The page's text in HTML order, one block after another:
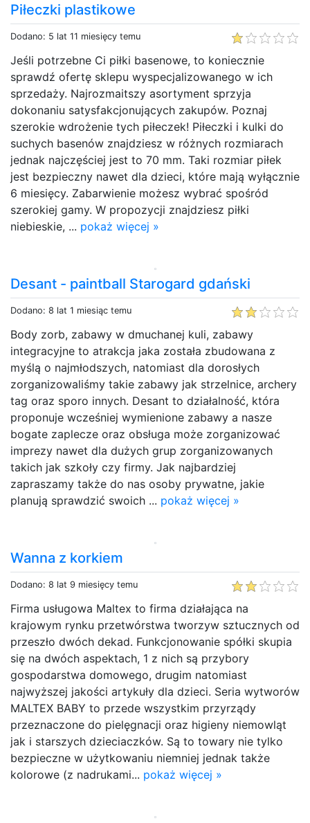
Piłeczki plastikowe
Dodano: 5 lat 11 miesięcy temu
Jeśli potrzebne Ci piłki basenowe, to koniecznie
sprawdź ofertę sklepu wyspecjalizowanego w ich
sprzedaży. Najrozmaitszy asortyment sprzyja
dokonaniu satysfakcjonujących zakupów. Poznaj
szerokie wdrożenie tych piłeczek! Piłeczki i kulki do
suchych basenów znajdziesz w różnych rozmiarach
jednak najczęściej jest to 70 mm. Taki rozmiar piłek
jest bezpieczny nawet dla dzieci, które mają wyłącznie
6 miesięcy. Zabarwienie możesz wybrać spośród
szerokiej gamy. W propozycji znajdziesz piłki
niebieskie, ... pokaż więcej »
Desant - paintball Starogard gdański
Dodano: 8 lat 1 miesiąc temu
Body zorb, zabawy w dmuchanej kuli, zabawy
integracyjne to atrakcja jaka została zbudowana z
myślą o najmłodszych, natomiast dla dorosłych
zorganizowaliśmy takie zabawy jak strzelnice, archery
tag oraz sporo innych. Desant to działalność, która
proponuje wcześniej wymienione zabawy a nasze
bogate zaplecze oraz obsługa może zorganizować
imprezy nawet dla dużych grup zorganizowanych
takich jak szkoły czy firmy. Jak najbardziej
zapraszamy także do nas osoby prywatne, jakie
planują sprawdzić swoich ... pokaż więcej »
Wanna z korkiem
Dodano: 8 lat 9 miesięcy temu
Firma usługowa Maltex to firma działająca na
krajowym rynku przetwórstwa tworzyw sztucznych od
przeszło dwóch dekad. Funkcjonowanie spółki skupia
się na dwóch aspektach, 1 z nich są przybory
gospodarstwa domowego, drugim natomiast
najwyższej jakości artykuły dla dzieci. Seria wytworów
MALTEX BABY to przede wszystkim przyrządy
przeznaczone do pielęgnacji oraz higieny niemowląt
jak i starszych dzieciaczków. Są to towary nie tylko
bezpieczne w użytkowaniu niemniej jednak także
kolorowe (z nadrukami... pokaż więcej »